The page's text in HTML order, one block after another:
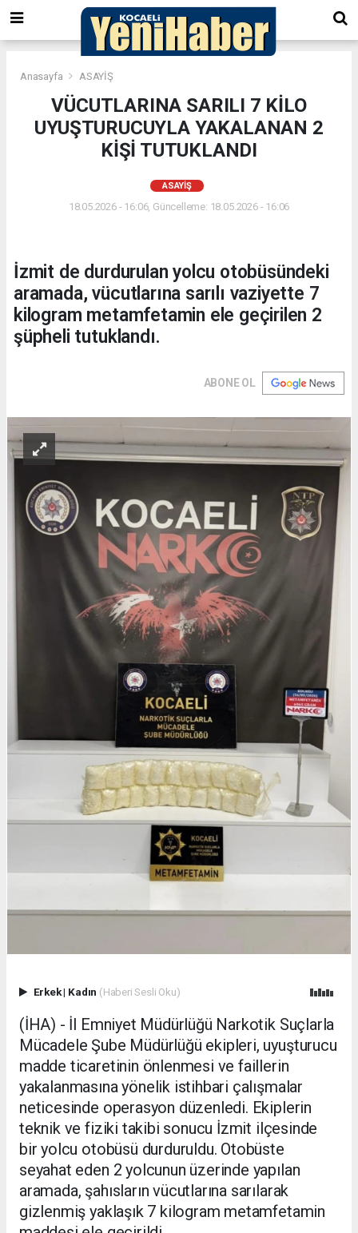
Anasayfa ASAYİŞ
VÜCUTLARINA SARILI 7 KİLO
UYUŞTURUCUYLA YAKALANAN 2
KİŞİ TUTUKLANDI
ASAYİŞ
18.05.2026 - 16:06, Güncelleme: 18.05.2026 - 16:06
İzmit de durdurulan yolcu otobüsündeki
aramada, vücutlarına sarılı vaziyette 7
kilogram metamfetamin ele geçirilen 2
şüpheli tutuklandı.
ABONE OL
Erkek| Kadın (Haberi Sesli Oku)
(İHA) - İl Emniyet Müdürlüğü Narkotik Suçlarla
Mücadele Şube Müdürlüğü ekipleri, uyuşturucu
madde ticaretinin önlenmesi ve faillerin
yakalanmasına yönelik istihbari çalışmalar
neticesinde operasyon düzenledi. Ekiplerin
teknik ve fiziki takibi sonucu İzmit ilçesinde
bir yolcu otobüsü durduruldu. Otobüste
seyahat eden 2 yolcunun üzerinde yapılan
aramada, şahısların vücutlarına sarılarak
gizlenmiş yaklaşık 7 kilogram metamfetamin